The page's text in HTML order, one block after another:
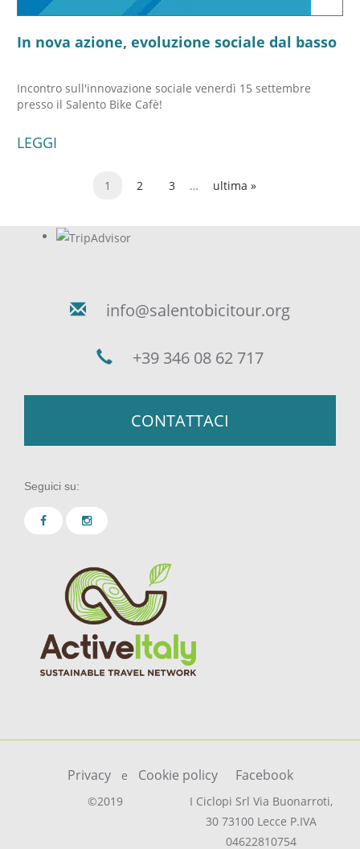
In nova azione, evoluzione sociale dal basso
Incontro sull'innovazione sociale venerdì 15 settembre
presso il Salento Bike Cafè!
LEGGI
1 2 3 … ultima »
info@salentobicitour.org
+39 346 08 62 717
CONTATTACI
Seguici su:
Privacy e Cookie policy Facebook
I Ciclopi Srl Via Buonarroti,
30 73100 Lecce P.IVA
04622810754
©2019